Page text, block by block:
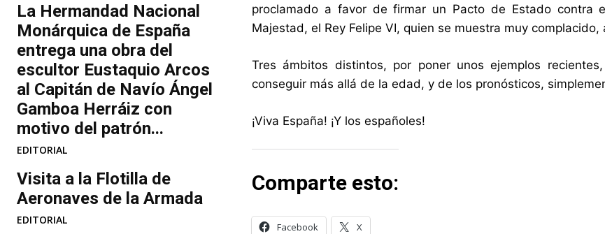
La Hermandad Nacional
Monárquica de España
entrega una obra del
escultor Eustaquio Arcos
al Capitán de Navío Ángel
Gamboa Herráiz con
motivo del patrón...
EDITORIAL
Visita a la Flotilla de
Aeronaves de la Armada
EDITORIAL
proclamado a favor de firmar un Pacto de Estado contra
Majestad, el Rey Felipe VI, quien se muestra muy
Tres ámbitos distintos, por poner unos ejemplos
conseguir más allá de la edad, y de los pronósticos,
¡Viva España! ¡Y los españoles!
Comparte esto:
Facebook X